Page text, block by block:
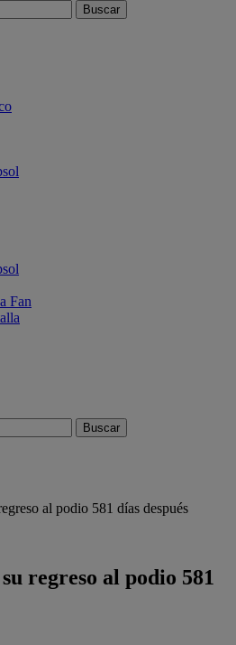
Fan
al podio 581 días después
regreso al podio 581